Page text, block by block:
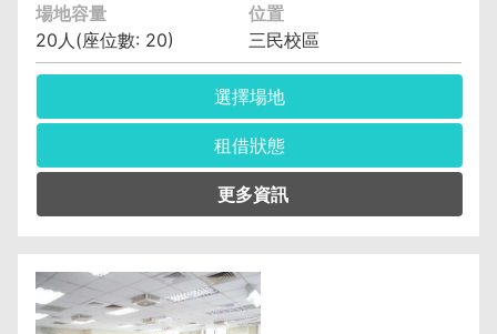
場地容量
位置
20人(座位數: 20)
三民校區
選擇場地
租借狀態
(04)2219-5548
保證金︰2,000元